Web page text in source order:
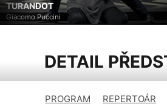
TURANDOT
Giacomo Puccini
DETAIL
PROGRAM REPERTOÁR